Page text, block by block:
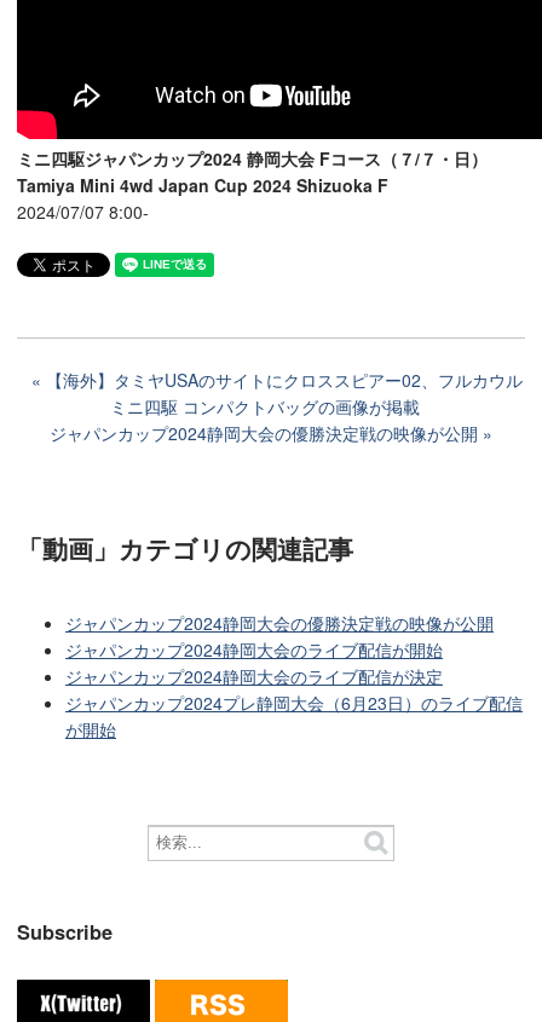
ミニ四駆ジャパンカップ2024 静岡大会 Fコース（７/７・日）
Tamiya Mini 4wd Japan Cup 2024 Shizuoka F
2024/07/07 8:00-
【海外】タミヤUSAのサイトにクロススピアー02、フルカウル
ミニ四駆 コンパクトバッグの画像が掲載
ジャパンカップ2024静岡大会の優勝決定戦の映像が公開
「動画」カテゴリの関連記事
ジャパンカップ2024静岡大会の優勝決定戦の映像が公開
ジャパンカップ2024静岡大会のライブ配信が開始
ジャパンカップ2024静岡大会のライブ配信が決定
ジャパンカップ2024プレ静岡大会（6月23日）のライブ配信
が開始
Subscribe